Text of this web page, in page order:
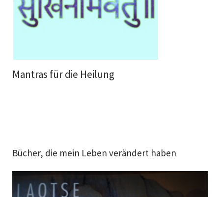
Mantras für die Heilung
Bücher, die mein Leben verändert haben